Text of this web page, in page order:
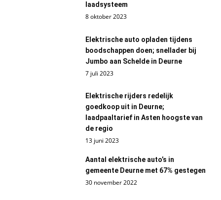
laadsysteem
8 oktober 2023
Elektrische auto opladen tijdens
boodschappen doen; snellader bij
Jumbo aan Schelde in Deurne
7 juli 2023
Elektrische rijders redelijk
goedkoop uit in Deurne;
laadpaaltarief in Asten hoogste van
de regio
13 juni 2023
Aantal elektrische auto’s in
gemeente Deurne met 67% gestegen
30 november 2022